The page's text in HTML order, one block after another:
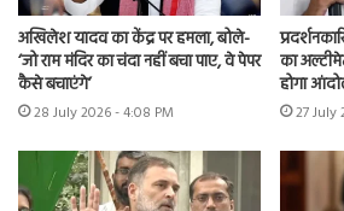
अखिलेश यादव का केंद्र पर हमला, बोले-
‘जो राम मंदिर का चंदा नहीं बचा पाए, वे पेपर
कैसे बचाएंगे’
28 July 2026 - 4:08 PM
का
होगा
27 July